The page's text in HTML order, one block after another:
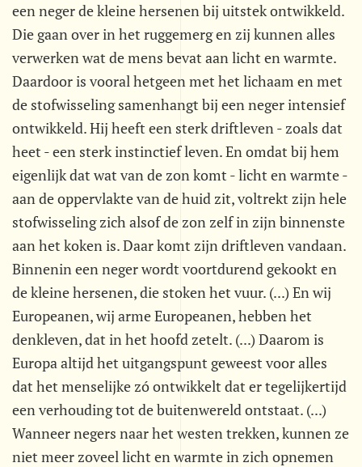
een neger de kleine hersenen bij uitstek ontwikkeld.
Die gaan over in het ruggemerg en zij kunnen alles
verwerken wat de mens bevat aan licht en warmte.
Daardoor is vooral hetgeen met het lichaam en met
de stofwisseling samenhangt bij een neger intensief
ontwikkeld. Hij heeft een sterk driftleven - zoals dat
heet - een sterk instinctief leven. En omdat bij hem
eigenlijk dat wat van de zon komt - licht en warmte -
aan de oppervlakte van de huid zit, voltrekt zijn hele
stofwisseling zich alsof de zon zelf in zijn binnenste
aan het koken is. Daar komt zijn driftleven vandaan.
Binnenin een neger wordt voortdurend gekookt en
de kleine hersenen, die stoken het vuur. (...) En wij
Europeanen, wij arme Europeanen, hebben het
denkleven, dat in het hoofd zetelt. (...) Daarom is
Europa altijd het uitgangspunt geweest voor alles
dat het menselijke zó ontwikkelt dat er tegelijkertijd
een verhouding tot de buitenwereld ontstaat. (...)
Wanneer negers naar het westen trekken, kunnen ze
niet meer zoveel licht en warmte in zich opnemen